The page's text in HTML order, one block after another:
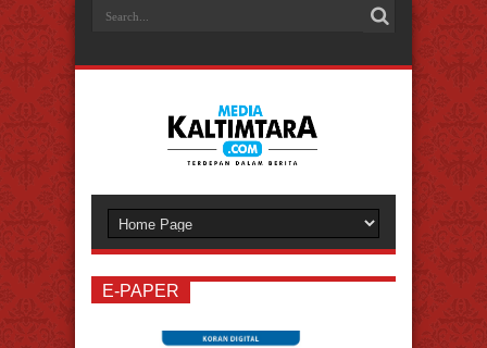
Pesan Masuk
E-PAPER
Verifikasi Akun Sekarang!